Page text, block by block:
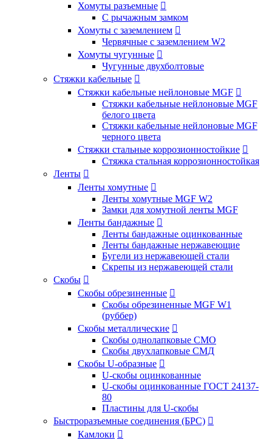
Хомуты разъемные 
С рычажным замком
Хомуты с заземлением 
Червячные с заземлением W2
Хомуты чугунные 
Чугунные двухболтовые
Стяжки кабельные 
Стяжки кабельные нейлоновые MGF 
Стяжки кабельные нейлоновые MGF
белого цвета
Стяжки кабельные нейлоновые MGF
черного цвета
Стяжки стальные коррозионностойкие 
Стяжка стальная коррозионностойкая
Ленты 
Ленты хомутные 
Ленты хомутные MGF W2
Замки для хомутной ленты MGF
Ленты бандажные 
Ленты бандажные оцинкованные
Ленты бандажные нержавеющие
Бугели из нержавеющей стали
Скрепы из нержавеющей стали
Скобы 
Скобы обрезиненные 
Скобы обрезиненные MGF W1
(руббер)
Скобы металлические 
Скобы однолапковые СМО
Скобы двухлапковые СМД
Скобы U-образные 
U-скобы оцинкованные
U-скобы оцинкованные ГОСТ 24137-
80
Пластины для U-скобы
Быстроразъемные соединения (БРС) 
Камлоки 